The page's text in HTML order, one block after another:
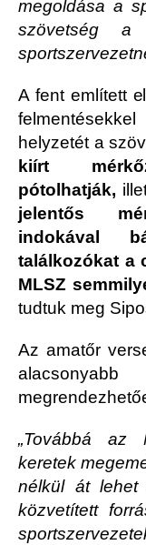
megoldása a
szövetség a
A fent említett
helyzetét a
kiírt
pótolhatják,
jelentős
indokával
találkozókat a
MLSZ
tudtuk meg
Az amatőr
„Továbbá az
keretek
nélkül át lehet
közvetített